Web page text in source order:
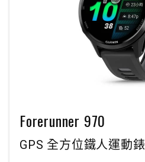
Forerunner 970
GPS 全方位鐵人運動錶